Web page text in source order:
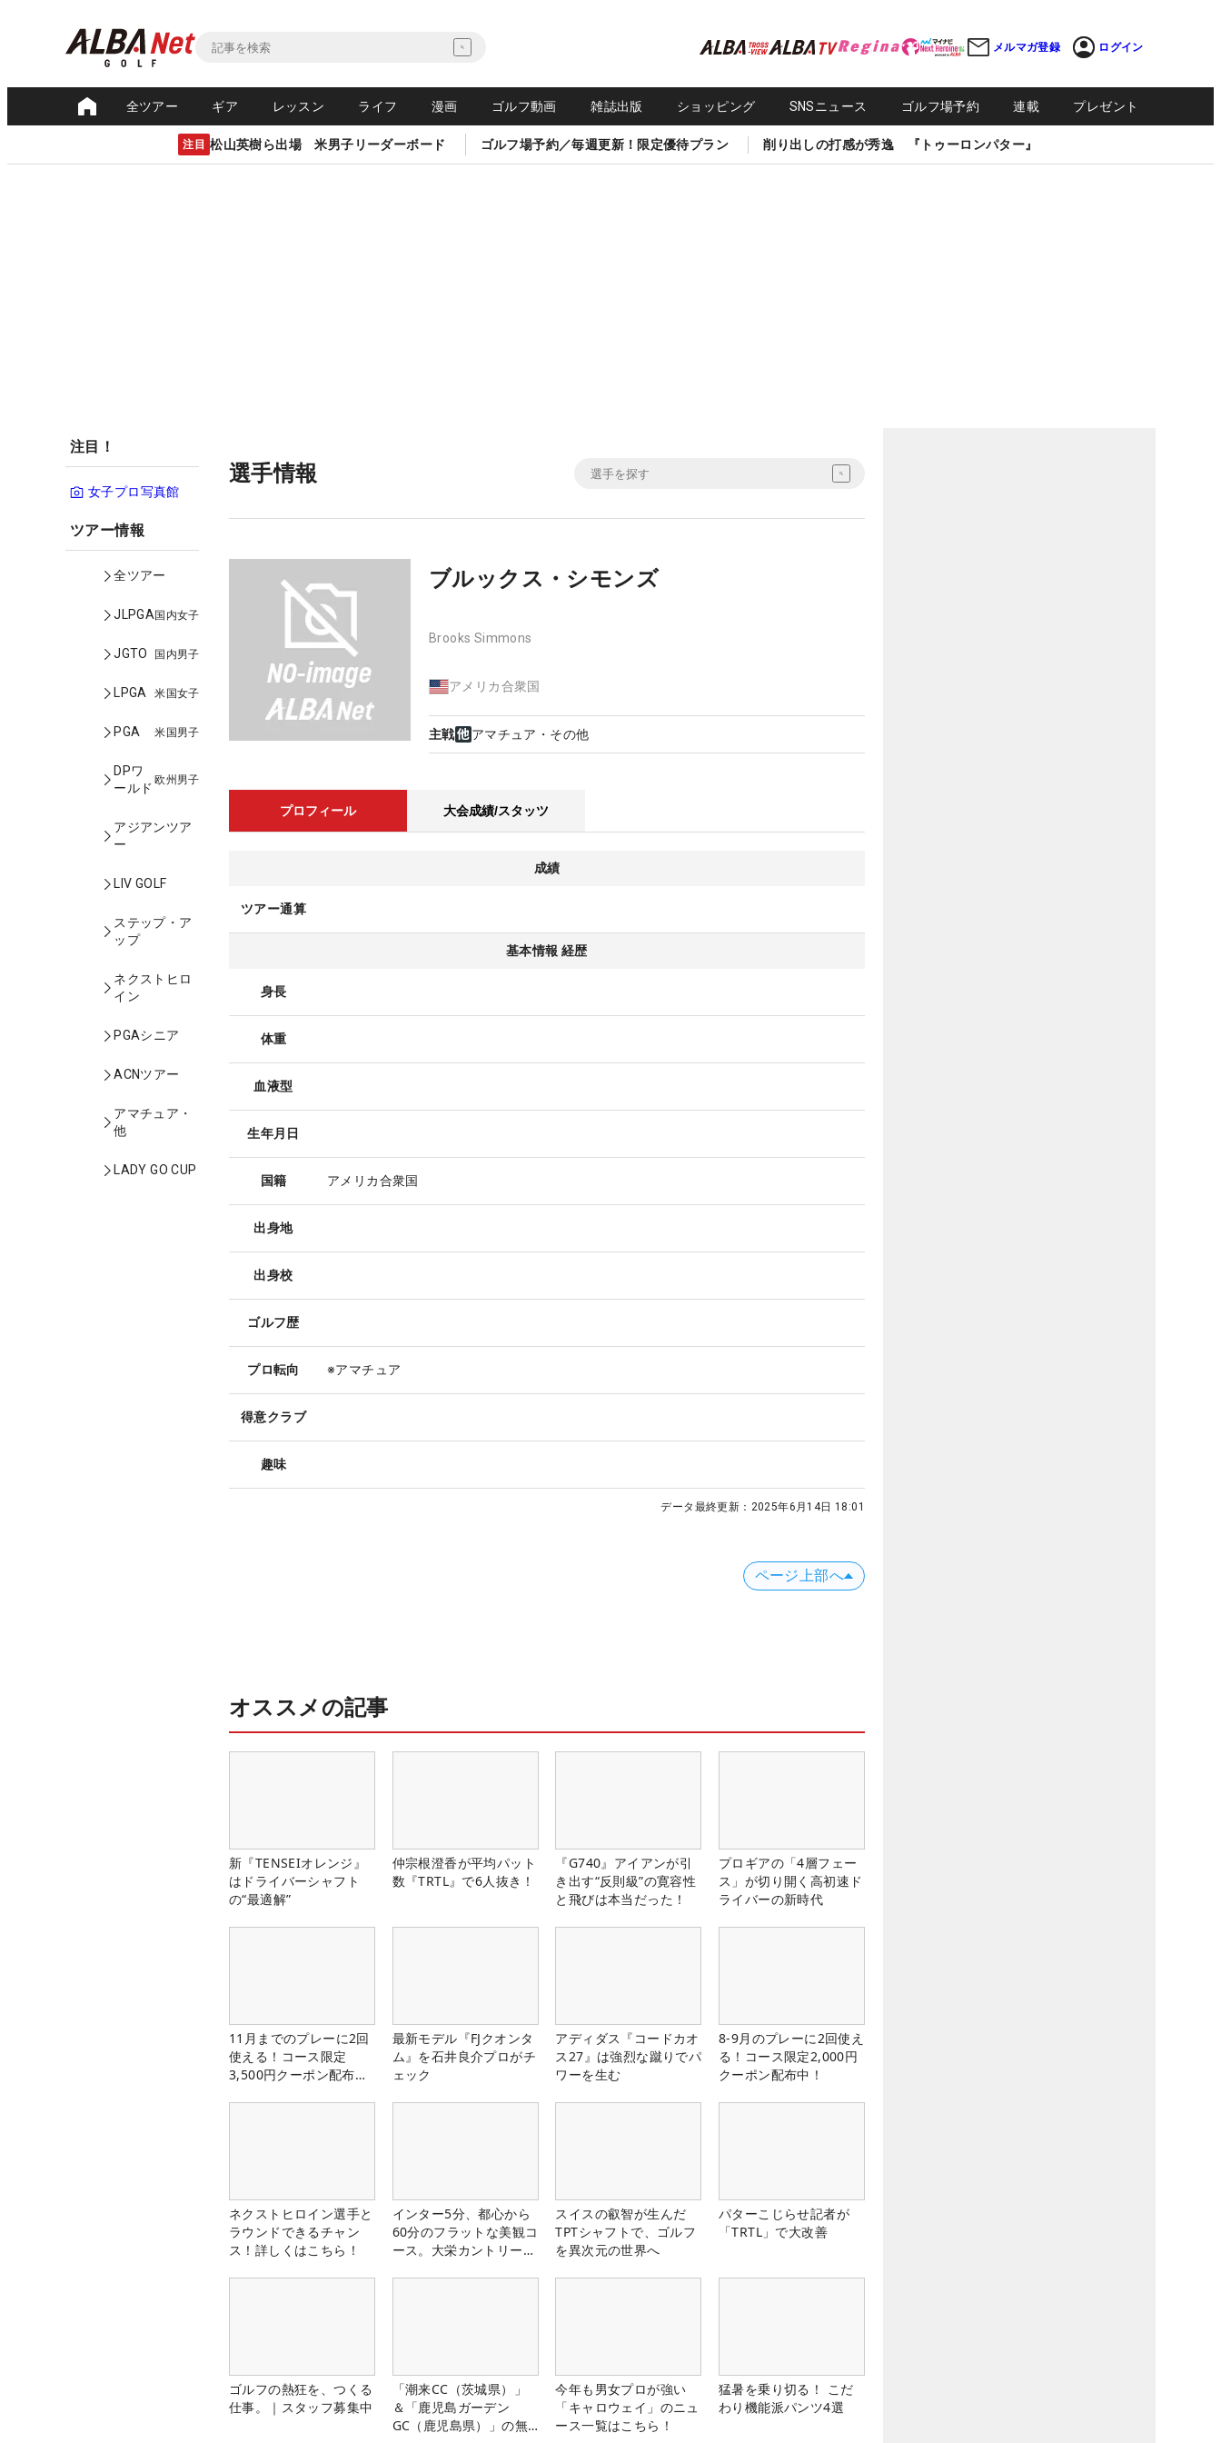
メルマガ登録 ログイン
全ツアー ギア レッスン ライフ 漫画 ゴルフ動画 雑誌出版 ショッピング SNSニュース ゴルフ場予約 連載 プレゼント
注目 松山英樹ら出場 米男子リーダーボード ゴルフ場予約／毎週更新！限定優待プラン 削り出しの打感が秀逸 『トゥーロンパター』
注目！
女子プロ写真館
ツアー情報
全ツアー
JLPGA国内女子
JGTO 国内男子
LPGA 米国女子
PGA 米国男子
DPワ
ールド
欧州男子
アジアンツア
ー
LIV GOLF
ステップ・ア
ップ
ネクストヒロ
イン
PGAシニア
ACNツアー
アマチュア・
他
LADY GO CUP
選手情報
ブルックス・シモンズ
Brooks Simmons
アメリカ合衆国
主戦 アマチュア・その他
プロフィール 大会成績/スタッツ
成績
ツアー通算
基本情報 経歴
身長
体重
血液型
生年月日
国籍 アメリカ合衆国
出身地
出身校
ゴルフ歴
プロ転向 ※アマチュア
得意クラブ
趣味
データ最終更新： 2025年6月14日 18:01
ページ上部へ
オススメの記事
新『TENSEIオレンジ』
はドライバーシャフト
の“最適解”
仲宗根澄香が平均パット
数『TRTL』で6人抜き！
『G740』アイアンが引
き出す“反則級”の寛容性
と飛びは本当だった！
プロギアの「4層フェー
ス」が切り開く高初速ド
ライバーの新時代
11月までのプレーに2回
使える！コース限定
3,500円クーポン配布
最新モデル『FJクオンタ
ム』を石井良介プロがチ
ェック
アディダス『コードカオ
ス27』は強烈な蹴りでパ
ワーを生む
8-9月のプレーに2回使え
る！コース限定2,000円
クーポン配布中！
ネクストヒロイン選手と
ラウンドできるチャン
ス！詳しくはこちら！
インター5分、都心から
60分のフラットな美観コ
ース。大栄カントリー俱
スイスの叡智が生んだ
TPTシャフトで、ゴルフ
を異次元の世界へ
パターこじらせ記者が
「TRTL」で大改善
ゴルフの熱狂を、つくる
仕事。｜スタッフ募集中
「潮来CC（茨城県）」
＆「鹿児島ガーデン
GC（鹿児島県）」の無
今年も男女プロが強い
「キャロウェイ」のニュ
ース一覧はこちら！
猛暑を乗り切る！ こだ
わり機能派パンツ4選